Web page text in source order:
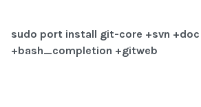
sudo port install git-core +svn +doc
+bash_completion +gitweb